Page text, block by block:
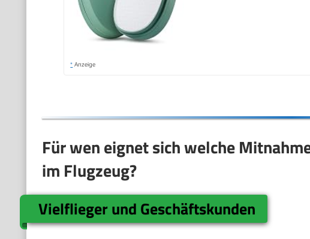
* Anzeige
Für wen eignet sich welche
im Flugzeug?
Vielflieger und Geschäftskunden